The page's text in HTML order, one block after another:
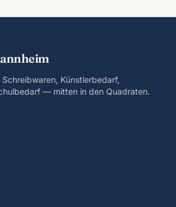
Künstlerbedarf,
— mitten in den Quadraten.